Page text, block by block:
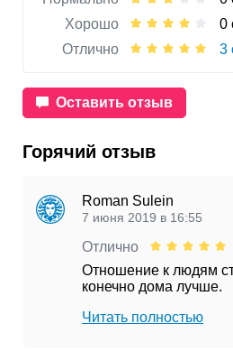
Хорошо
0
Отлично
3
Оставить отзыв
Горячий отзыв
Roman Sulein
7 июня 2019 в 16:55
Отлично
Отношение к людям
конечно дома лучше.
Читать полностью